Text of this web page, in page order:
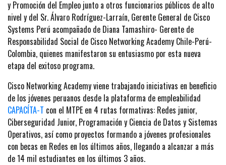
y Promoción del Empleo junto a otros funcionarios públicos de alto
nivel y del Sr. Álvaro Rodríguez-Larraín, Gerente General de Cisco
Systems Perú acompañado de Diana Tamashiro- Gerente de
Responsabilidad Social de Cisco Networking Academy Chile-Perú-
Colombia, quienes manifestaron su entusiasmo por esta nueva
etapa del exitoso programa.
Cisco Networking Academy viene trabajando iniciativas en beneficio
de los jóvenes peruanos desde la plataforma de empleabilidad
CAPACÍTA-T con el MTPE en 4 rutas formativas: Redes junior,
Ciberseguridad Junior, Programación y Ciencia de Datos y Sistemas
Operativos, así como proyectos formando a jóvenes profesionales
con becas en Redes en los últimos años, llegando a alcanzar a más
de 14 mil estudiantes en los últimos 3 años.